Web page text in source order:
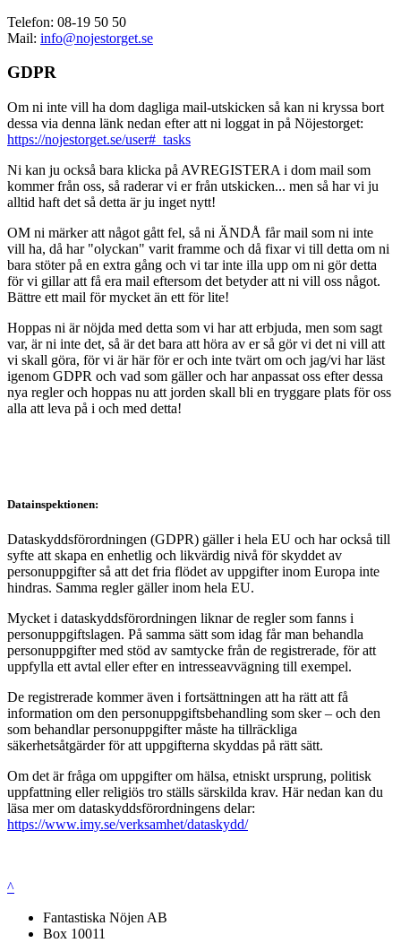
Telefon: 08-19 50 50
Mail: info@nojestorget.se
GDPR
Om ni inte vill ha dom dagliga mail-utskicken så kan ni kryssa bort
dessa via denna länk nedan efter att ni loggat in på Nöjestorget:
https://nojestorget.se/user#_tasks
Ni kan ju också bara klicka på AVREGISTERA i dom mail som
kommer från oss, så raderar vi er från utskicken... men så har vi ju
alltid haft det så detta är ju inget nytt!
OM ni märker att något gått fel, så ni ÄNDÅ får mail som ni inte
vill ha, då har "olyckan" varit framme och då fixar vi till detta om ni
bara stöter på en extra gång och vi tar inte illa upp om ni gör detta
för vi gillar att få era mail eftersom det betyder att ni vill oss något.
Bättre ett mail för mycket än ett för lite!
Hoppas ni är nöjda med detta som vi har att erbjuda, men som sagt
var, är ni inte det, så är det bara att höra av er så gör vi det ni vill att
vi skall göra, för vi är här för er och inte tvärt om och jag/vi har läst
igenom GDPR och vad som gäller och har anpassat oss efter dessa
nya regler och hoppas nu att jorden skall bli en tryggare plats för oss
alla att leva på i och med detta!
Datainspektionen:
Dataskyddsförordningen (GDPR) gäller i hela EU och har också till
syfte att skapa en enhetlig och likvärdig nivå för skyddet av
personuppgifter så att det fria flödet av uppgifter inom Europa inte
hindras. Samma regler gäller inom hela EU.
Mycket i dataskyddsförordningen liknar de regler som fanns i
personuppgiftslagen. På samma sätt som idag får man behandla
personuppgifter med stöd av samtycke från de registrerade, för att
uppfylla ett avtal eller efter en intresseavvägning till exempel.
De registrerade kommer även i fortsättningen att ha rätt att få
information om den personuppgiftsbehandling som sker – och den
som behandlar personuppgifter måste ha tillräckliga
säkerhetsåtgärder för att uppgifterna skyddas på rätt sätt.
Om det är fråga om uppgifter om hälsa, etniskt ursprung, politisk
uppfattning eller religiös tro ställs särskilda krav. Här nedan kan du
läsa mer om dataskyddsförordningens delar:
https://www.imy.se/verksamhet/dataskydd/
^
Fantastiska Nöjen AB
Box 10011